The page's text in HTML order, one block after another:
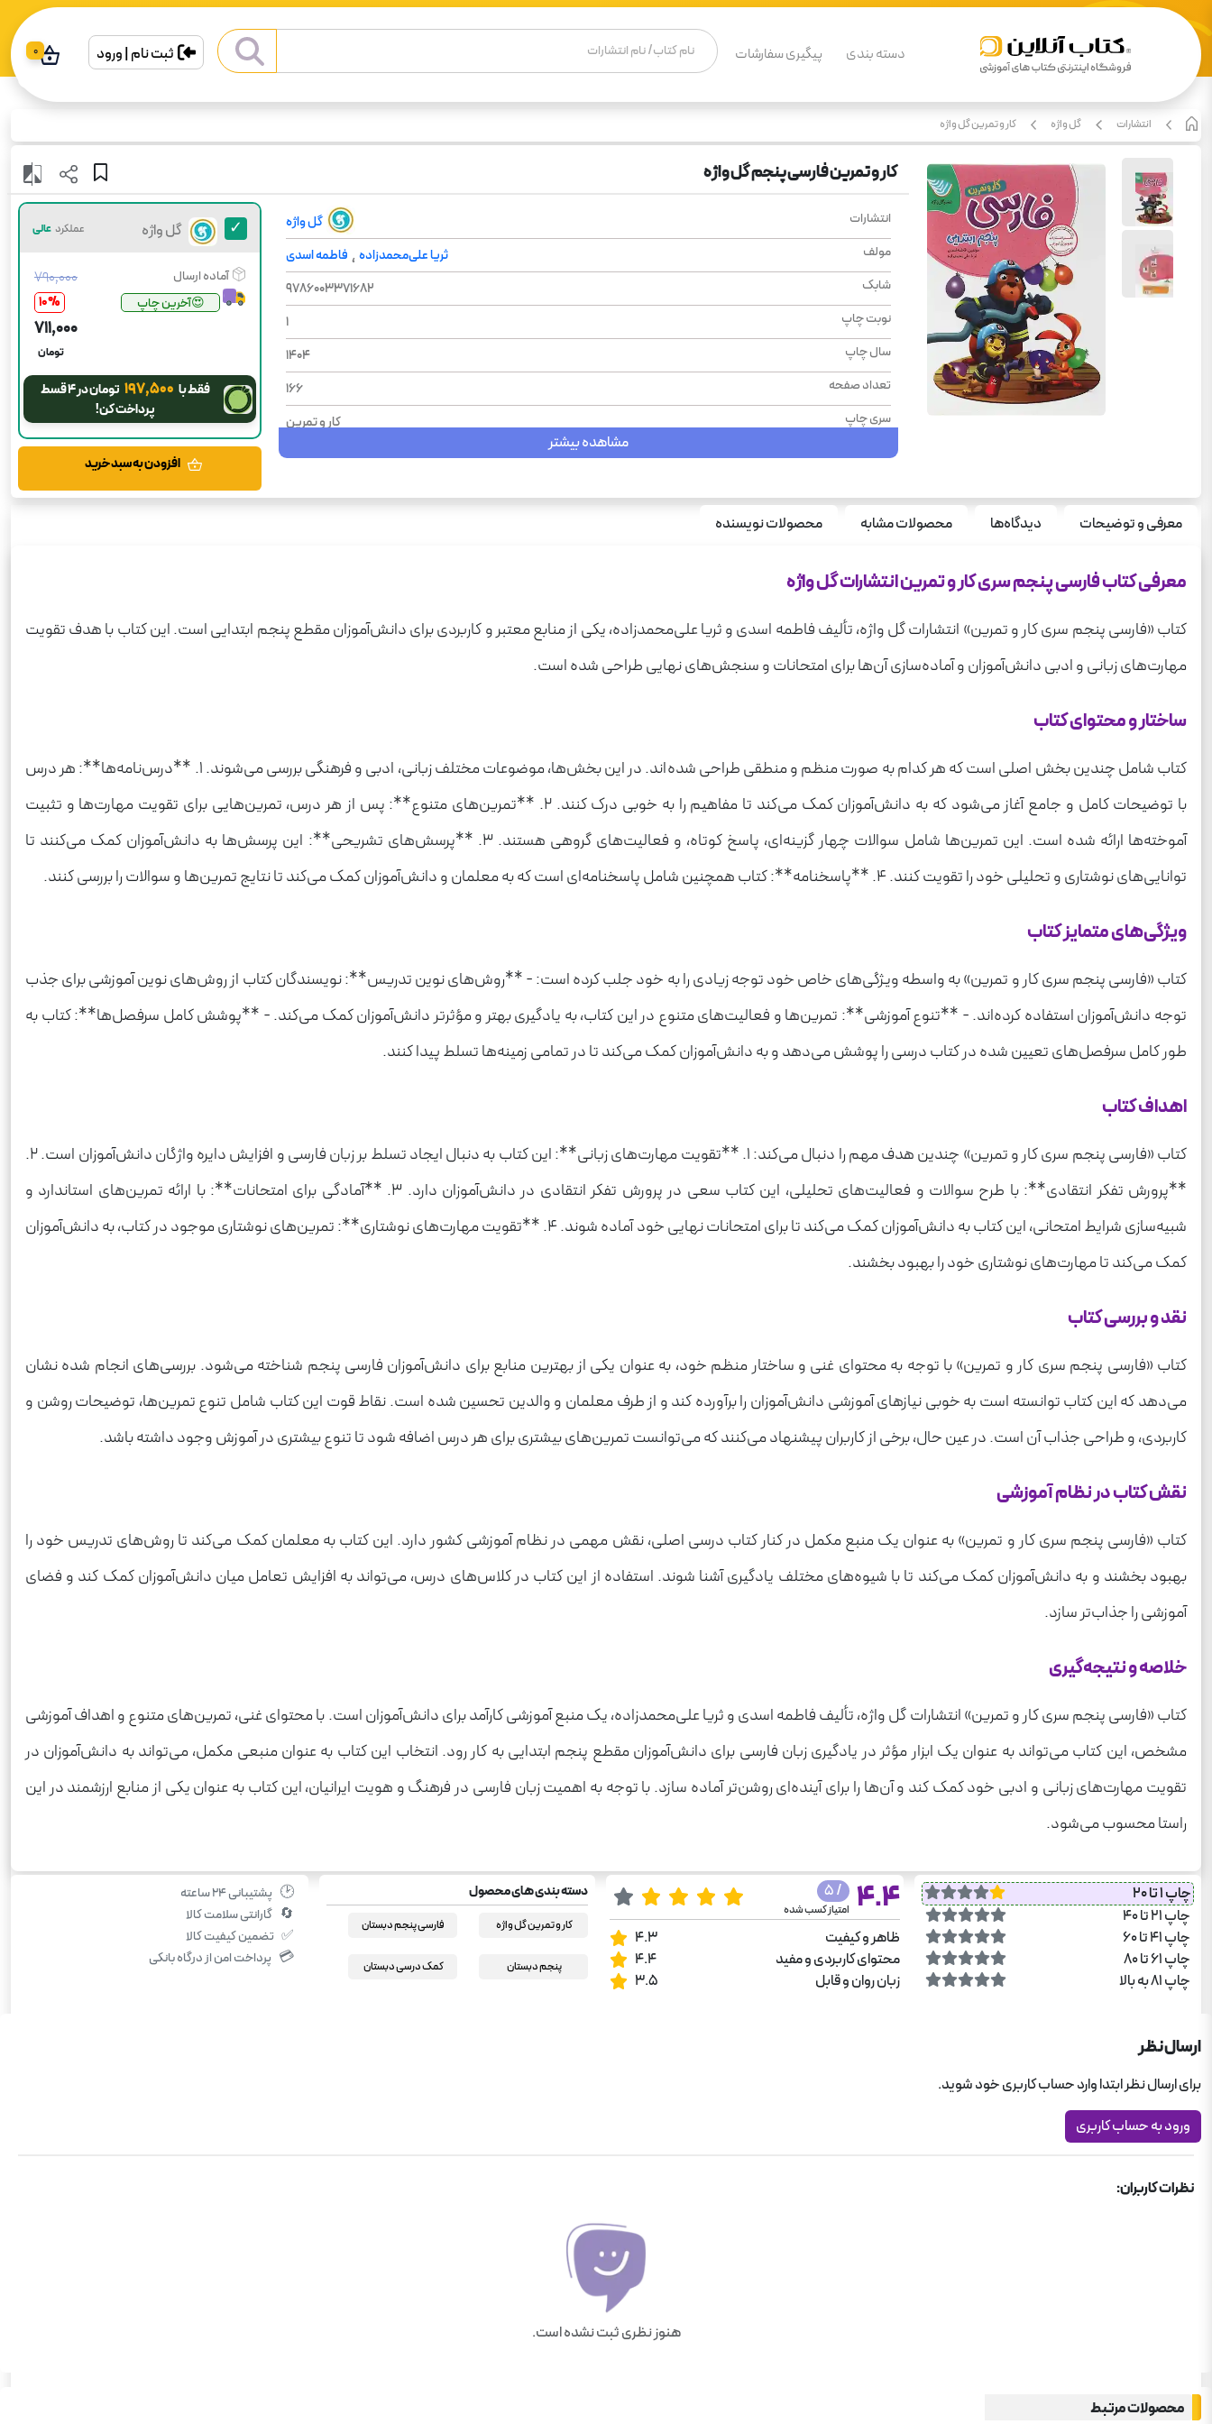
دسته بندی پیگیری سفارشات ثبت نام | ورود 0
انتشارات گل واژه کار و تمرین گل واژه
کار و تمرین فارسی پنجم گل واژه
انتشارات
گل واژه
مولف
ثریا علی‌محمد‌زاده ، فاطمه اسدی
شابک
9786003371682
نوبت چاپ
1
سال چاپ
1404
تعداد صفحه
166
سری چاپ
کار و تمرین
پنجم دبستان
قطع
درس
مشاهده بیشتر
گل واژه عملکرد عالی
آماده ارسال
😍آخرین چاپ
۷۹۰٬۰۰۰
10%
۷۱۱٬۰۰۰
تومان
فقط با ۱۹۷٬۵۰۰
تومان در ۴ قسط
پرداخت کن!
افزودن به سبد خرید
معرفی و توضیحات دیدگاه‌ها محصولات مشابه محصولات نویسنده
معرفی کتاب فارسی پنجم سری کار و تمرین انتشارات گل واژه
کتاب «فارسی پنجم سری کار و تمرین» انتشارات گل واژه، تألیف فاطمه اسدی و ثریا علی‌محمدزاده، یکی از منابع معتبر و کاربردی برای دانش‌آموزان مقطع پنجم ابتدایی است. این کتاب با هدف تقویت
مهارت‌های زبانی و ادبی دانش‌آموزان و آماده‌سازی آن‌ها برای امتحانات و سنجش‌های نهایی طراحی شده است.
ساختار و محتوای کتاب
کتاب شامل چندین بخش اصلی است که هر کدام به صورت منظم و منطقی طراحی شده‌اند. در این بخش‌ها، موضوعات مختلف زبانی، ادبی و فرهنگی بررسی می‌شوند. 1. **درس‌نامه‌ها**: هر درس
با توضیحات کامل و جامع آغاز می‌شود که به دانش‌آموزان کمک می‌کند تا مفاهیم را به خوبی درک کنند. 2. **تمرین‌های متنوع**: پس از هر درس، تمرین‌هایی برای تقویت مهارت‌ها و تثبیت
آموخته‌ها ارائه شده است. این تمرین‌ها شامل سوالات چهار گزینه‌ای، پاسخ کوتاه، و فعالیت‌های گروهی هستند. 3. **پرسش‌های تشریحی**: این پرسش‌ها به دانش‌آموزان کمک می‌کنند تا
توانایی‌های نوشتاری و تحلیلی خود را تقویت کنند. 4. **پاسخنامه**: کتاب همچنین شامل پاسخنامه‌ای است که به معلمان و دانش‌آموزان کمک می‌کند تا نتایج تمرین‌ها و سوالات را بررسی کنند.
ویژگی‌های متمایز کتاب
کتاب «فارسی پنجم سری کار و تمرین» به واسطه ویژگی‌های خاص خود توجه زیادی را به خود جلب کرده است: - **روش‌های نوین تدریس**: نویسندگان کتاب از روش‌های نوین آموزشی برای جذب
توجه دانش‌آموزان استفاده کرده‌اند. - **تنوع آموزشی**: تمرین‌ها و فعالیت‌های متنوع در این کتاب، به یادگیری بهتر و مؤثرتر دانش‌آموزان کمک می‌کند. - **پوشش کامل سرفصل‌ها**: کتاب به
طور کامل سرفصل‌های تعیین شده در کتاب درسی را پوشش می‌دهد و به دانش‌آموزان کمک می‌کند تا در تمامی زمینه‌ها تسلط پیدا کنند.
اهداف کتاب
کتاب «فارسی پنجم سری کار و تمرین» چندین هدف مهم را دنبال می‌کند: 1. **تقویت مهارت‌های زبانی**: این کتاب به دنبال ایجاد تسلط بر زبان فارسی و افزایش دایره واژگان دانش‌آموزان است. 2.
**پرورش تفکر انتقادی**: با طرح سوالات و فعالیت‌های تحلیلی، این کتاب سعی در پرورش تفکر انتقادی در دانش‌آموزان دارد. 3. **آمادگی برای امتحانات**: با ارائه تمرین‌های استاندارد و
شبیه‌سازی شرایط امتحانی، این کتاب به دانش‌آموزان کمک می‌کند تا برای امتحانات نهایی خود آماده شوند. 4. **تقویت مهارت‌های نوشتاری**: تمرین‌های نوشتاری موجود در کتاب، به دانش‌آموزان
کمک می‌کند تا مهارت‌های نوشتاری خود را بهبود بخشند.
نقد و بررسی کتاب
کتاب «فارسی پنجم سری کار و تمرین» با توجه به محتوای غنی و ساختار منظم خود، به عنوان یکی از بهترین منابع برای دانش‌آموزان فارسی پنجم شناخته می‌شود. بررسی‌های انجام شده نشان
می‌دهد که این کتاب توانسته است به خوبی نیازهای آموزشی دانش‌آموزان را برآورده کند و از طرف معلمان و والدین تحسین شده است. نقاط قوت این کتاب شامل تنوع تمرین‌ها، توضیحات روشن و
کاربردی، و طراحی جذاب آن است. در عین حال، برخی از کاربران پیشنهاد می‌کنند که می‌توانست تمرین‌های بیشتری برای هر درس اضافه شود تا تنوع بیشتری در آموزش وجود داشته باشد.
نقش کتاب در نظام آموزشی
کتاب «فارسی پنجم سری کار و تمرین» به عنوان یک منبع مکمل در کنار کتاب درسی اصلی، نقش مهمی در نظام آموزشی کشور دارد. این کتاب به معلمان کمک می‌کند تا روش‌های تدریس خود را
بهبود بخشند و به دانش‌آموزان کمک می‌کند تا با شیوه‌های مختلف یادگیری آشنا شوند. استفاده از این کتاب در کلاس‌های درس، می‌تواند به افزایش تعامل میان دانش‌آموزان کمک کند و فضای
آموزشی را جذاب‌تر سازد.
خلاصه و نتیجه‌گیری
کتاب «فارسی پنجم سری کار و تمرین» انتشارات گل واژه، تألیف فاطمه اسدی و ثریا علی‌محمدزاده، یک منبع آموزشی کارآمد برای دانش‌آموزان است. با محتوای غنی، تمرین‌های متنوع و اهداف آموزشی
مشخص، این کتاب می‌تواند به عنوان یک ابزار مؤثر در یادگیری زبان فارسی برای دانش‌آموزان مقطع پنجم ابتدایی به کار رود. انتخاب این کتاب به عنوان منبعی مکمل، می‌تواند به دانش‌آموزان در
تقویت مهارت‌های زبانی و ادبی خود کمک کند و آن‌ها را برای آینده‌ای روشن‌تر آماده سازد. با توجه به اهمیت زبان فارسی در فرهنگ و هویت ایرانیان، این کتاب به عنوان یکی از منابع ارزشمند در این
راستا محسوب می‌شود.
چاپ 1 تا 20
چاپ 21 تا 40
چاپ 41 تا 60
چاپ 61 تا 80
چاپ 81 به بالا
4.4
/ 5
امتیاز کسب شده
ظاهر و کیفیت
4.3
محتوای کاربردی و مفید
4.4
زبان روان و قابل
3.5
دسته بندی های محصول
کار و تمرین گل واژه فارسی پنجم دبستان
پنجم دبستان کمک درسی دبستان
🕑 پشتیبانی ۲۴ ساعته
🔄 گارانتی سلامت کالا
✅ تضمین کیفیت کالا
💳 پرداخت امن از درگاه بانکی
ارسال نظر
برای ارسال نظر ابتدا وارد حساب کاربری خود شوید.
ورود به حساب کاربری
نظرات کاربران:
هنوز نظری ثبت نشده است.
محصولات مرتبط